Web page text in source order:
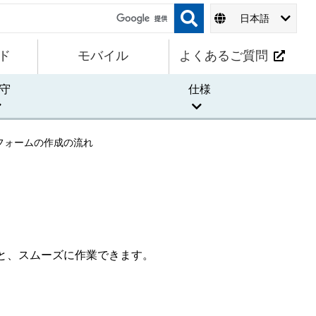
日本語
モバイル よくあるご質問
仕様
ォームの作成の流れ
スムーズに作業できます。